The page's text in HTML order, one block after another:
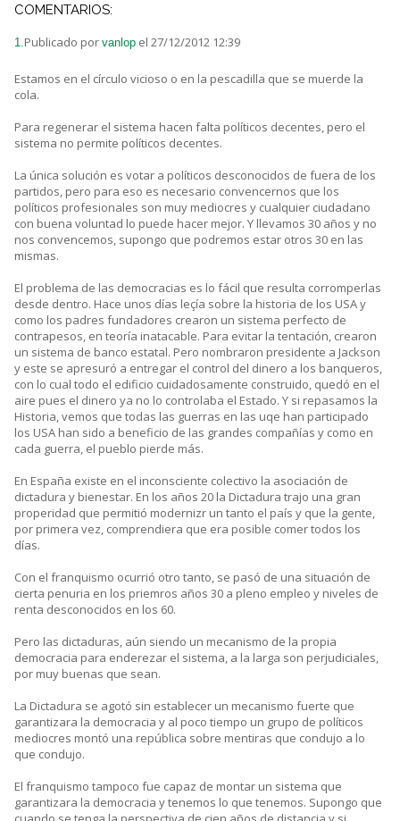
COMENTARIOS:
1.Publicado por vanlop el 27/12/2012 12:39
Estamos en el círculo vicioso o en la pescadilla que se muerde la
cola.
Para regenerar el sistema hacen falta políticos decentes, pero el
sistema no permite políticos decentes.
La única solución es votar a políticos desconocidos de fuera de los
partidos, pero para eso es necesario convencernos que los
políticos profesionales son muy mediocres y cualquier ciudadano
con buena voluntad lo puede hacer mejor. Y llevamos 30 años y no
nos convencemos, supongo que podremos estar otros 30 en las
mismas.
El problema de las democracias es lo fácil que resulta corromperlas
desde dentro. Hace unos días leçía sobre la historia de los USA y
como los padres fundadores crearon un sistema perfecto de
contrapesos, en teoría inatacable. Para evitar la tentación, crearon
un sistema de banco estatal. Pero nombraron presidente a Jackson
y este se apresuró a entregar el control del dinero a los banqueros,
con lo cual todo el edificio cuidadosamente construido, quedó en el
aire pues el dinero ya no lo controlaba el Estado. Y si repasamos la
Historia, vemos que todas las guerras en las uqe han participado
los USA han sido a beneficio de las grandes compañías y como en
cada guerra, el pueblo pierde más.
En España existe en el inconsciente colectivo la asociación de
dictadura y bienestar. En los años 20 la Dictadura trajo una gran
properidad que permitió modernizr un tanto el país y que la gente,
por primera vez, comprendiera que era posible comer todos los
días.
Con el franquismo ocurrió otro tanto, se pasó de una situación de
cierta penuria en los priemros años 30 a pleno empleo y niveles de
renta desconocidos en los 60.
Pero las dictaduras, aún siendo un mecanismo de la propia
democracia para enderezar el sistema, a la larga son perjudiciales,
por muy buenas que sean.
La Dictadura se agotó sin establecer un mecanismo fuerte que
garantizara la democracia y al poco tiempo un grupo de políticos
mediocres montó una república sobre mentiras que condujo a lo
que condujo.
El franquismo tampoco fue capaz de montar un sistema que
garantizara la democracia y tenemos lo que tenemos. Supongo que